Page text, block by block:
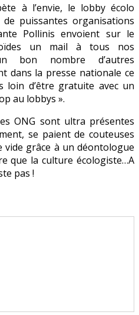
écolo
en
action
à l’envie, le lobby écolo
puissantes organisations
Pollinis envoient sur le
un mail à tous nos
bon nombre d’autres
dans la presse nationale ce
d’être gratuite avec un
au lobbys ».
ONG sont ultra présentes
se paient de couteuses
grâce à un déontologue
que la culture écologiste…A
pas !